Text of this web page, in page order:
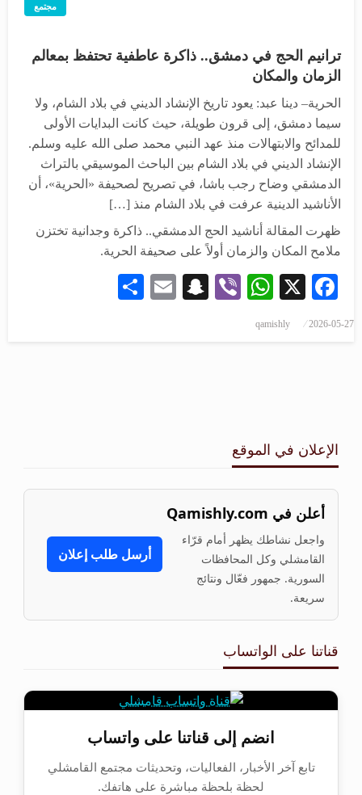
مجتمع
ترانيم الحج في دمشق.. ذاكرة عاطفية تحتفظ بمعالم
الزمان والمكان
الحرية– دينا عبد: يعود تاريخ الإنشاد الديني في بلاد الشام، ولا
سيما دمشق، إلى قرون طويلة، حيث كانت البدايات الأولى
للمدائح والابتهالات منذ عهد النبي محمد صلى الله عليه وسلم.
الإنشاد الديني في بلاد الشام بين الباحث الموسيقي بالتراث
الدمشقي وضاح رجب باشا، في تصريح لصحيفة «الحرية»، أن
الأناشيد الدينية عرفت في بلاد الشام منذ […]
ظهرت المقالة أناشيد الحج الدمشقي.. ذاكرة وجدانية تختزن
ملامح المكان والزمان أولاً على صحيفة الحرية.
Facebook
X
WhatsApp
Viber
Snapchat
Email
نُشر
2026-05-27
qamishly
الإعلان في الموقع
أعلن في Qamishly.com
واجعل نشاطك يظهر أمام قرّاء
القامشلي وكل المحافظات
السورية. جمهور فعّال ونتائج
سريعة.
أرسل طلب إعلان
قناتنا على الواتساب
انضم إلى قناتنا على واتساب
تابع آخر الأخبار، الفعاليات، وتحديثات مجتمع القامشلي
لحظة بلحظة مباشرة على هاتفك.